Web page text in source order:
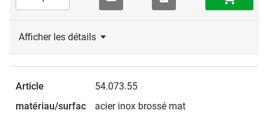
Afficher les détails
54.073.55
acier inox brossé mat